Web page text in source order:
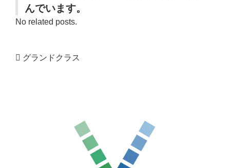
んでいます。
No related posts.
グランドクラス